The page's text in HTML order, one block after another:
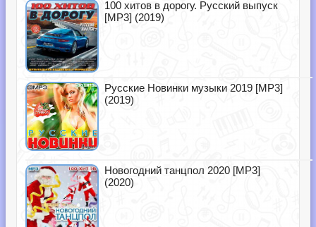
100 хитов в дорогу. Русский выпуск
[MP3] (2019)
Русские Новинки музыки 2019 [MP3]
(2019)
Новогодний танцпол 2020 [MP3]
(2020)